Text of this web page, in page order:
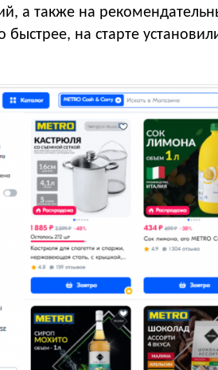
а также на
быстрее, на старте